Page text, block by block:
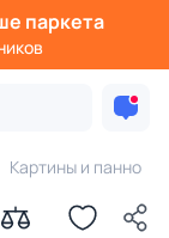
паркета
Картины и панно